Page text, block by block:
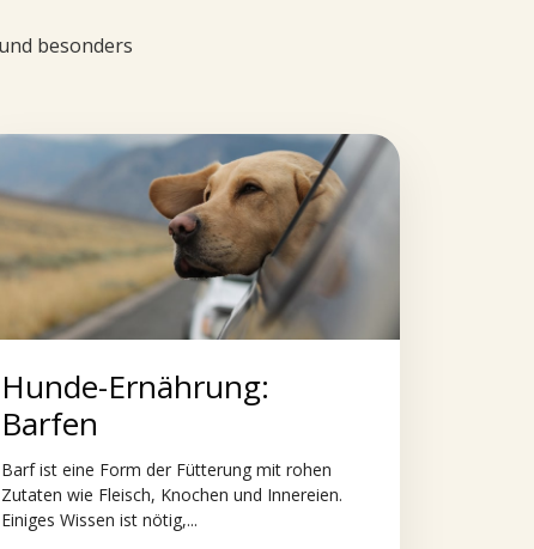
besonders
Hunde-Ernährung:
Barfen
Barf ist eine Form der Fütterung mit rohen
Zutaten wie Fleisch, Knochen und Innereien.
Einiges Wissen ist nötig,...